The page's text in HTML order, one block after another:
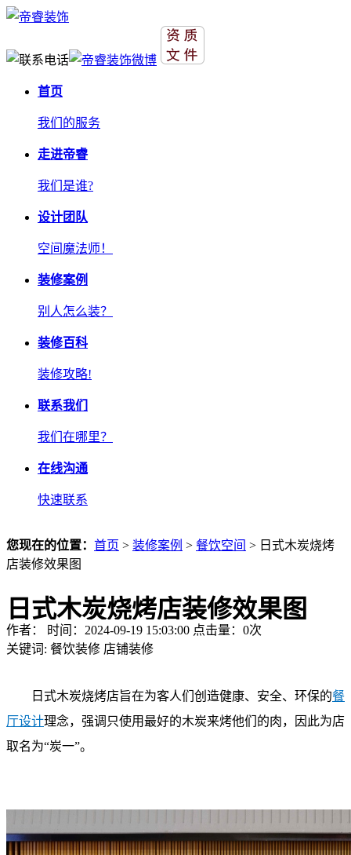
首页
我们的服务
走进帝睿
我们是谁?
设计团队
空间魔法师！
装修案例
别人怎么装？
装修百科
装修攻略!
联系我们
我们在哪里？
在线沟通
快速联系
您现在的位置： 首页 > 装修案例 > 餐饮空间 > 日式木炭烧烤
店装修效果图
日式木炭烧烤店装修效果图
作者： 时间：2024-09-19 15:03:00 点击量： 0次
关键词: 餐饮装修 店铺装修
日式木炭烧烤店旨在为客人们创造健康、安全、环保的餐
厅设计理念，强调只使用最好的木炭来烤他们的肉，因此为店
取名为“炭一”。